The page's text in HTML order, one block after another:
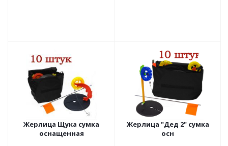
Жерлица Щука сумка
оснащенная
Жерлица "Дед 2" сумка
осн